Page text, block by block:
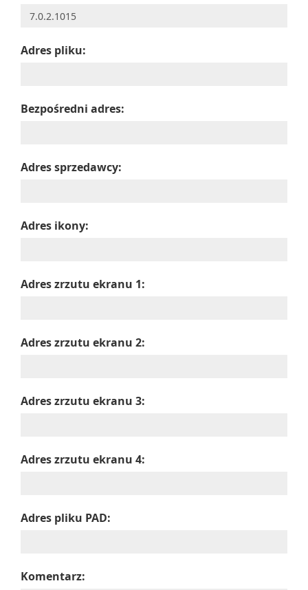
Adres pliku:
Bezpośredni adres:
Adres sprzedawcy:
Adres ikony:
Adres zrzutu ekranu 1:
Adres zrzutu ekranu 2:
Adres zrzutu ekranu 3:
Adres zrzutu ekranu 4:
Adres pliku PAD:
Komentarz: